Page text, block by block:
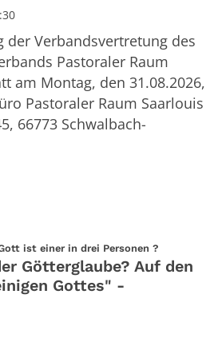
der Verbandsvertretung des
Pastoraler Raum
am Montag, den 31.08.2026,
Pastoraler Raum Saarlouis
66773 Schwalbach-
ist einer in drei Personen ?
Götterglaube? Auf den
Gottes" -